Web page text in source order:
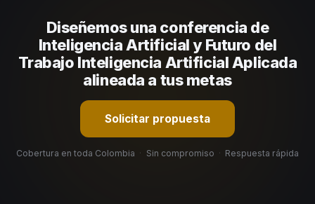
organizacional. En CHM Colombia te ayudamos con una
selección estratégica basada en estos criterios.
Diseñemos una conferencia de
Inteligencia Artificial y Futuro del
Trabajo Inteligencia Artificial Aplicada
alineada a tus metas
Solicitar propuesta
Cobertura en toda Colombia · Sin compromiso · Respuesta rápida